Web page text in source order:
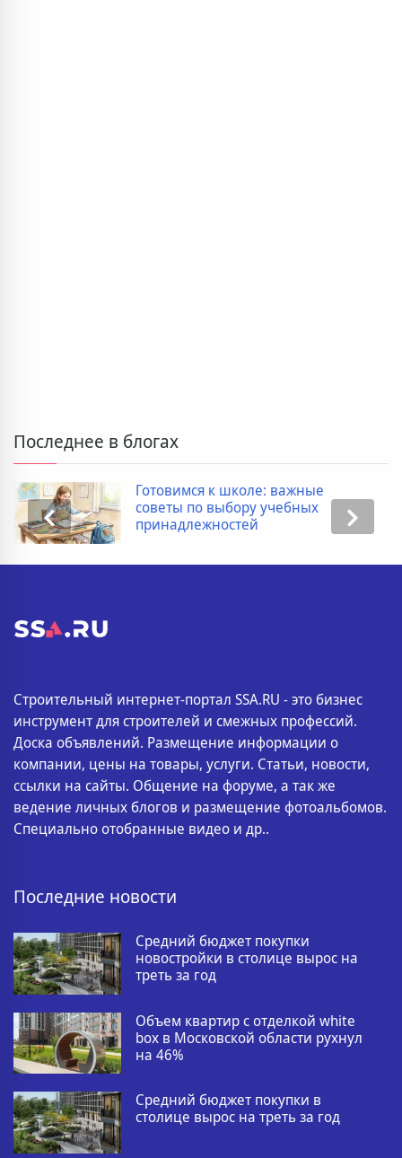
Последнее в блогах
Готовимся к школе: важные
советы по выбору учебных
принадлежностей
Строительный интернет-портал SSA.RU - это бизнес
инструмент для строителей и смежных профессий.
Доска объявлений. Размещение информации о
компании, цены на товары, услуги. Статьи, новости,
ссылки на сайты. Общение на форуме, а так же
ведение личных блогов и размещение фотоальбомов.
Специально отобранные видео и др..
Последние новости
Средний бюджет покупки
новостройки в столице вырос на
треть за год
Объем квартир с отделкой white
box в Московской области рухнул
на 46%
Средний бюджет покупки в
столице вырос на треть за год